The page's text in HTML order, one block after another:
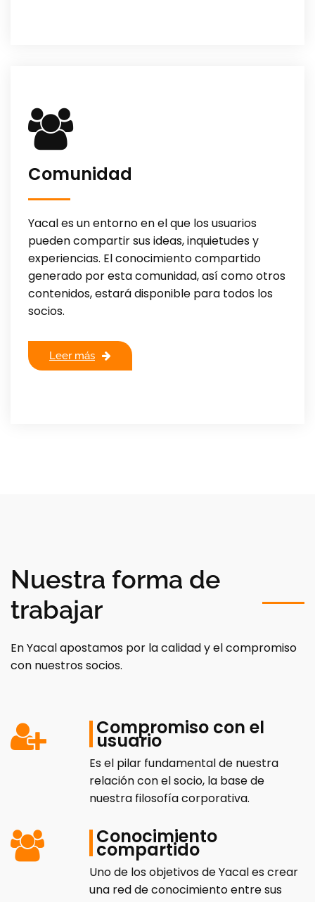
Comunidad
Yacal es un entorno en el que los usuarios
pueden compartir sus ideas, inquietudes y
experiencias. El conocimiento compartido
generado por esta comunidad, así como otros
contenidos, estará disponible para todos los
socios.
Leer más
Nuestra forma de
trabajar
En Yacal apostamos por la calidad y el compromiso
con nuestros socios.
Compromiso con el
usuario
Es el pilar fundamental de nuestra
relación con el socio, la base de
nuestra filosofía corporativa.
Conocimiento
compartido
Uno de los objetivos de Yacal es crear
una red de conocimiento entre sus